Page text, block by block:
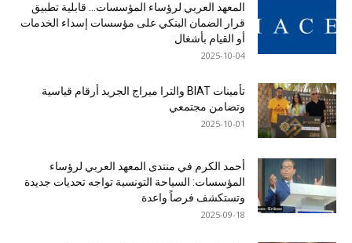
المعهد العربي لرؤساء المؤسسات… قابلية تطبيق
قرار الضمان البنكي على مؤسسات إسداء الخدمات
أو القيام بأشغال
2025-10-04
تأمينات BIAT والترا ميراج الجريد أرقام قياسية
وتضامن مجتمعي
2025-10-01
أحمد الكرم في منتدى المعهد العربي لرؤساء
المؤسسات: السياحة التونسية تواجه تحديات جديدة
وتستكشف فرصاً واعدة
2025-09-18